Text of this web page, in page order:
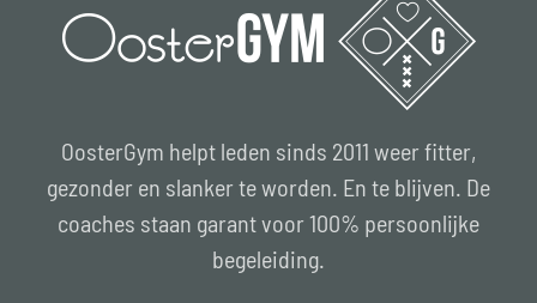
OosterGym helpt leden sinds 2011 weer fitter,
gezonder en slanker te worden. En te blijven. De
coaches staan garant voor 100% persoonlijke
begeleiding.